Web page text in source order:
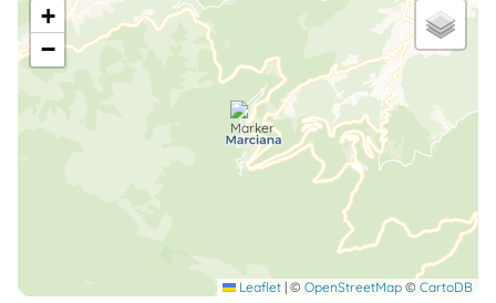
+
−
Leaflet | © OpenStreetMap © CartoDB